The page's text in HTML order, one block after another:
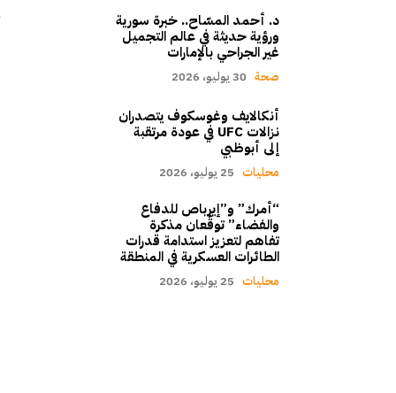
د. أحمد المسّاح.. خبرة سورية
ورؤية حديثة في عالم التجميل
غير الجراحي بالإمارات
صحة 30 يوليو، 2026
أنكالايف وغوسكوف يتصدران
نزالات UFC في عودة مرتقبة
إلى أبوظبي
محليات 25 يوليو، 2026
“أمرك” و”إيرباص للدفاع
والفضاء” توقّعان مذكرة
تفاهم لتعزيز استدامة قدرات
الطائرات العسكرية في المنطقة
محليات 25 يوليو، 2026